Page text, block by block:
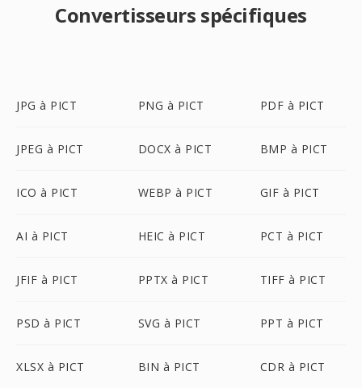
Convertisseurs spécifiques
JPG à PICT PNG à PICT PDF à PICT
JPEG à PICT DOCX à PICT BMP à PICT
ICO à PICT WEBP à PICT GIF à PICT
AI à PICT HEIC à PICT PCT à PICT
JFIF à PICT PPTX à PICT TIFF à PICT
PSD à PICT SVG à PICT PPT à PICT
XLSX à PICT BIN à PICT CDR à PICT